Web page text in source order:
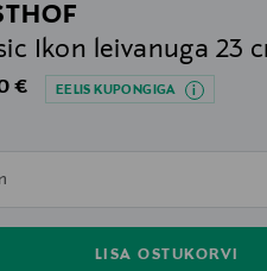
Ikon leivanuga 23
Price
€ EELIS KUPONGIGA
LISA OSTUKORVI